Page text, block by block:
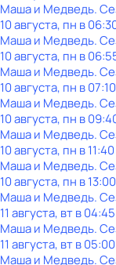
Маша и Медведь.
10 августа, пн в
Маша и Медведь.
10 августа, пн в
Маша и Медведь.
10 августа, пн в 07:10
Маша и Медведь.
10 августа, пн в
Маша и Медведь.
10 августа, пн в 11:40
Маша и Медведь.
10 августа, пн в 13:00
Маша и Медведь.
11 августа, вт в 04:45
Маша и Медведь.
11 августа, вт в 05:00
Маша и Медведь.